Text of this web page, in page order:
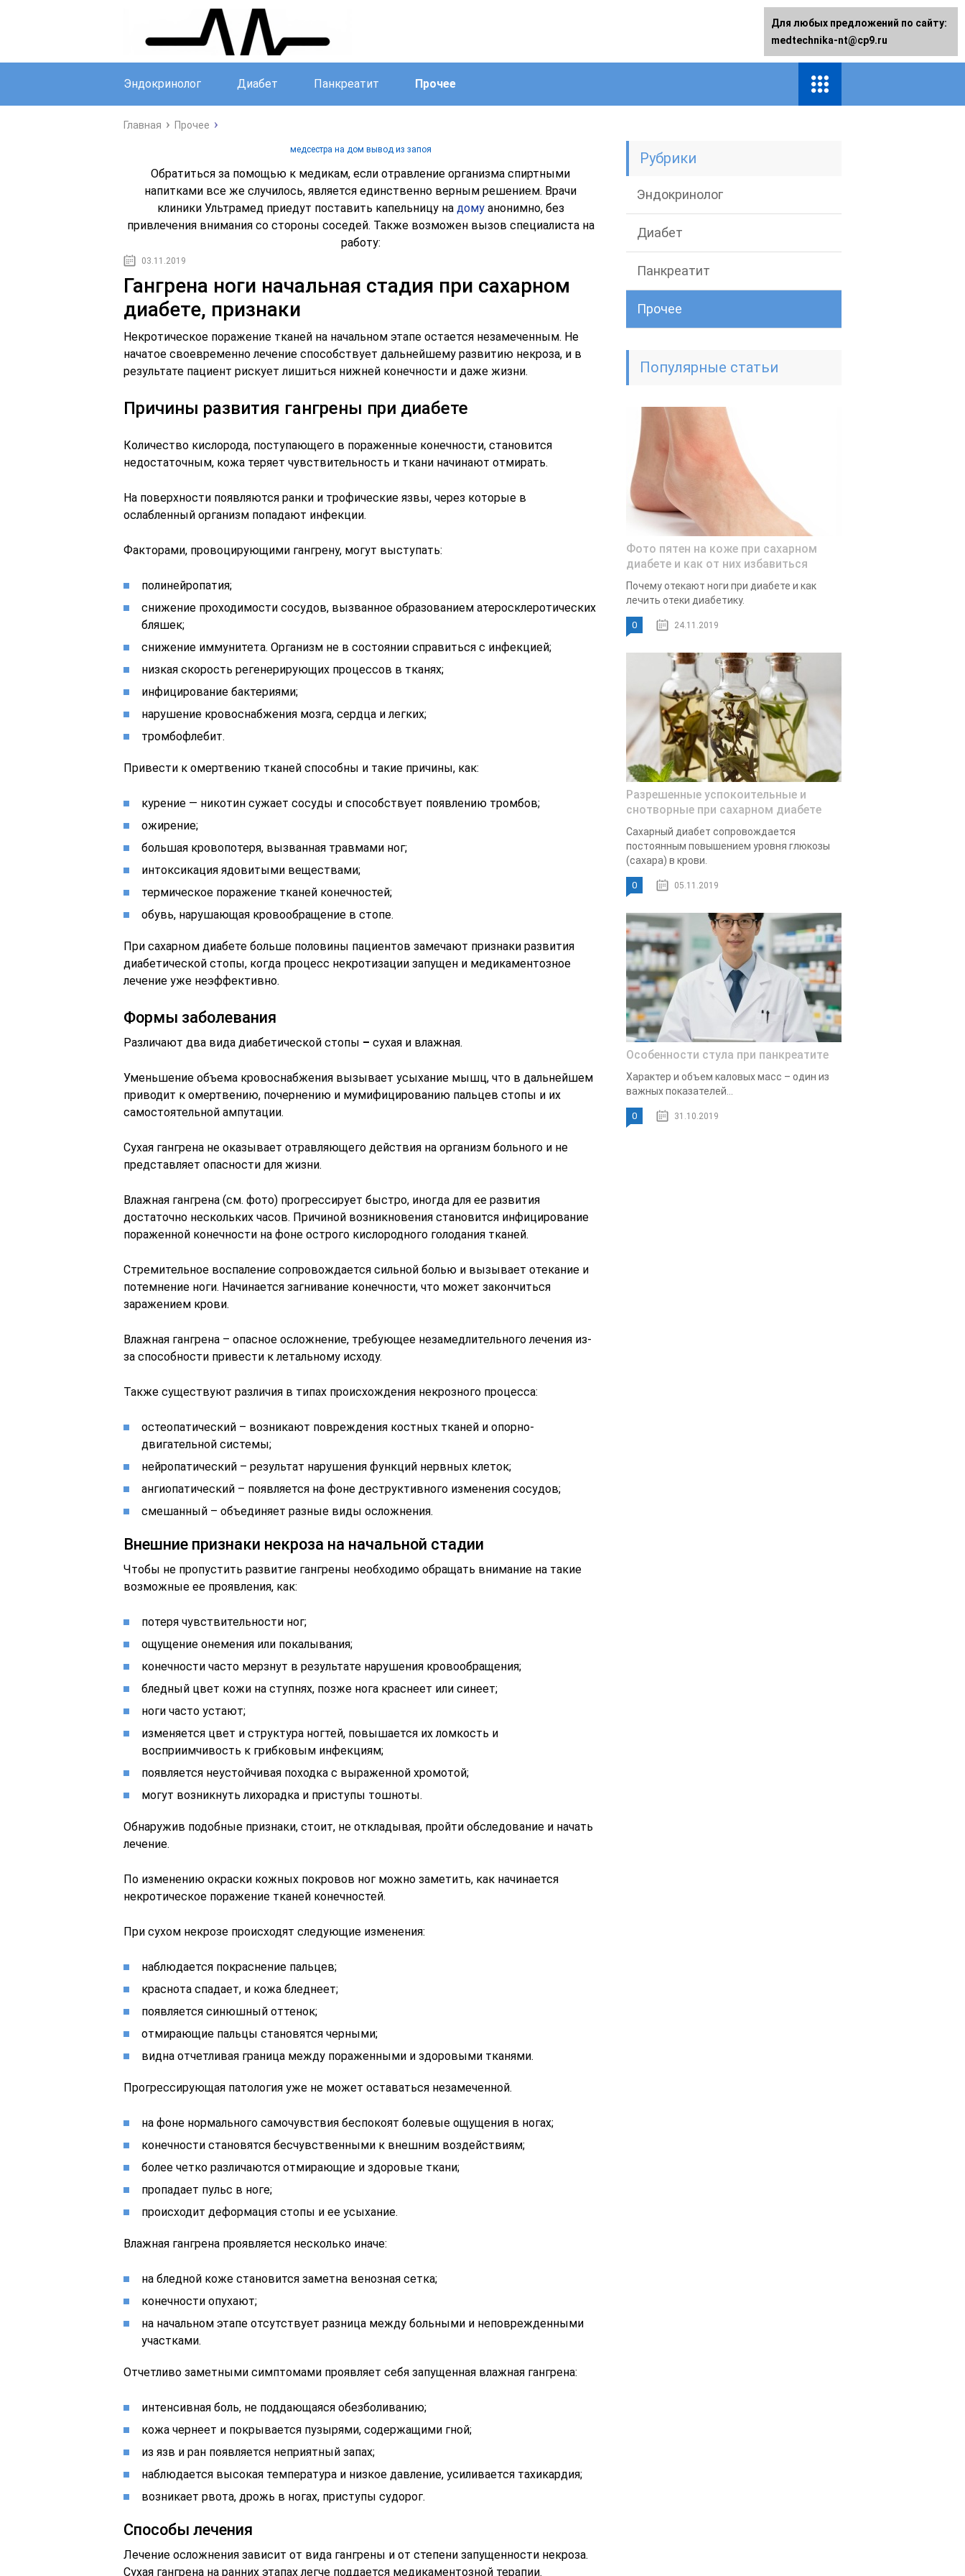
Эндокринолог Диабет Панкреатит Прочее
Главная Прочее
медсестра на дом вывод из запоя
Обратиться за помощью к медикам, если отравление организма спиртными
напитками все же случилось, является единственно верным решением. Врачи
клиники Ультрамед приедут поставить капельницу на домуанонимно, без
привлечения внимания со стороны соседей. Также возможен вызов специалиста на
работу:
03.11.2019
Гангрена ноги начальная стадия при сахарном
диабете, признаки
Некротическое поражение тканей на начальном этапе остается незамеченным. Не
начатое своевременно лечение способствует дальнейшему развитию некроза, и в
результате пациент рискует лишиться нижней конечности и даже жизни.
Причины развития гангрены при диабете
Количество кислорода, поступающего в пораженные конечности, становится
недостаточным, кожа теряет чувствительность и ткани начинают отмирать.
На поверхности появляются ранки и трофические язвы, через которые в
ослабленный организм попадают инфекции.
Факторами, провоцирующими гангрену, могут выступать:
полинейропатия;
снижение проходимости сосудов, вызванное образованием атеросклеротических
бляшек;
снижение иммунитета. Организм не в состоянии справиться с инфекцией;
низкая скорость регенерирующих процессов в тканях;
инфицирование бактериями;
нарушение кровоснабжения мозга, сердца и легких;
тромбофлебит.
Привести к омертвению тканей способны и такие причины, как:
курение — никотин сужает сосуды и способствует появлению тромбов;
ожирение;
большая кровопотеря, вызванная травмами ног;
интоксикация ядовитыми веществами;
термическое поражение тканей конечностей;
обувь, нарушающая кровообращение в стопе.
При сахарном диабете больше половины пациентов замечают признаки развития
диабетической стопы, когда процесс некротизации запущен и медикаментозное
лечение уже неэффективно.
Формы заболевания
Различают два вида диабетической стопы – сухая и влажная.
Уменьшение объема кровоснабжения вызывает усыхание мышц, что в дальнейшем
приводит к омертвению, почернению и мумифицированию пальцев стопы и их
самостоятельной ампутации.
Сухая гангрена не оказывает отравляющего действия на организм больного и не
представляет опасности для жизни.
Влажная гангрена (см. фото) прогрессирует быстро, иногда для ее развития
достаточно нескольких часов. Причиной возникновения становится инфицирование
пораженной конечности на фоне острого кислородного голодания тканей.
Стремительное воспаление сопровождается сильной болью и вызывает отекание и
потемнение ноги. Начинается загнивание конечности, что может закончиться
заражением крови.
Влажная гангрена – опасное осложнение, требующее незамедлительного лечения из-
за способности привести к летальному исходу.
Также существуют различия в типах происхождения некрозного процесса:
остеопатический – возникают повреждения костных тканей и опорно-
двигательной системы;
нейропатический – результат нарушения функций нервных клеток;
ангиопатический – появляется на фоне деструктивного изменения сосудов;
смешанный – объединяет разные виды осложнения.
Внешние признаки некроза на начальной стадии
Чтобы не пропустить развитие гангрены необходимо обращать внимание на такие
возможные ее проявления, как:
потеря чувствительности ног;
ощущение онемения или покалывания;
конечности часто мерзнут в результате нарушения кровообращения;
бледный цвет кожи на ступнях, позже нога краснеет или синеет;
ноги часто устают;
изменяется цвет и структура ногтей, повышается их ломкость и
восприимчивость к грибковым инфекциям;
появляется неустойчивая походка с выраженной хромотой;
могут возникнуть лихорадка и приступы тошноты.
Обнаружив подобные признаки, стоит, не откладывая, пройти обследование и начать
лечение.
По изменению окраски кожных покровов ног можно заметить, как начинается
некротическое поражение тканей конечностей.
При сухом некрозе происходят следующие изменения:
наблюдается покраснение пальцев;
краснота спадает, и кожа бледнеет;
появляется синюшный оттенок;
отмирающие пальцы становятся черными;
видна отчетливая граница между пораженными и здоровыми тканями.
Прогрессирующая патология уже не может оставаться незамеченной.
на фоне нормального самочувствия беспокоят болевые ощущения в ногах;
конечности становятся бесчувственными к внешним воздействиям;
более четко различаются отмирающие и здоровые ткани;
пропадает пульс в ноге;
происходит деформация стопы и ее усыхание.
Влажная гангрена проявляется несколько иначе:
на бледной коже становится заметна венозная сетка;
конечности опухают;
на начальном этапе отсутствует разница между больными и неповрежденными
участками.
Отчетливо заметными симптомами проявляет себя запущенная влажная гангрена:
интенсивная боль, не поддающаяся обезболиванию;
кожа чернеет и покрывается пузырями, содержащими гной;
из язв и ран появляется неприятный запах;
наблюдается высокая температура и низкое давление, усиливается тахикардия;
возникает рвота, дрожь в ногах, приступы судорог.
Способы лечения
Лечение осложнения зависит от вида гангрены и от степени запущенности некроза.
Сухая гангрена на ранних этапах легче поддается медикаментозной терапии.
Рубрики
Эндокринолог
Диабет
Панкреатит
Прочее
Популярные статьи
Фото пятен на коже при сахарном
диабете и как от них избавиться
Почему отекают ноги при диабете и как
лечить отеки диабетику.
0 24.11.2019
Разрешенные успокоительные и
снотворные при сахарном диабете
Сахарный диабет сопровождается
постоянным повышением уровня глюкозы
(сахара) в крови.
0 05.11.2019
Особенности стула при панкреатите
Характер и объем каловых масс – один из
важных показателей...
0 31.10.2019
Для любых предложений по сайту:
medtechnika-nt@cp9.ru